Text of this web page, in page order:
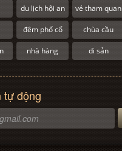
du lịch hội an vé tham quan
đêm phố cổ chùa cầu
nhà hàng di sản
tự động